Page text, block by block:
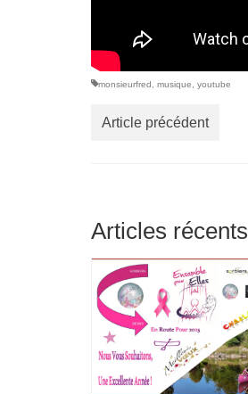
monsieurfred, musique, youtube
Article précédent
Articles récents